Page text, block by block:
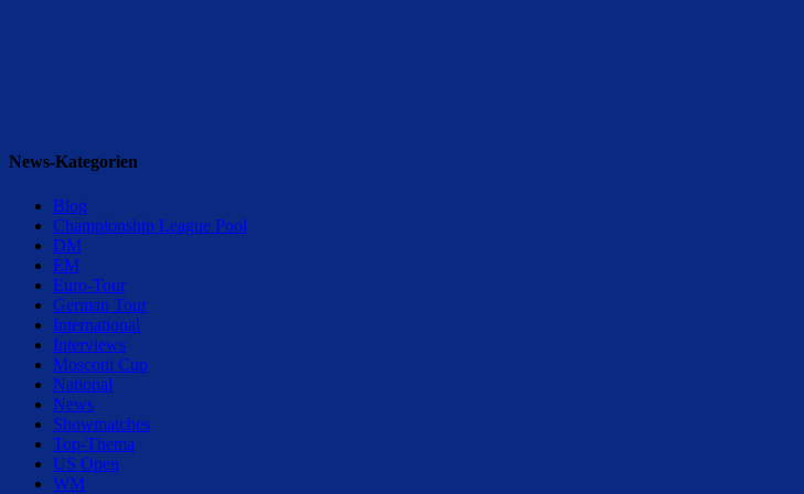
News-Kategorien
Blog
Championship League Pool
DM
EM
Euro-Tour
German Tour
International
Interviews
Mosconi Cup
National
News
Showmatches
Top-Thema
US Open
WM